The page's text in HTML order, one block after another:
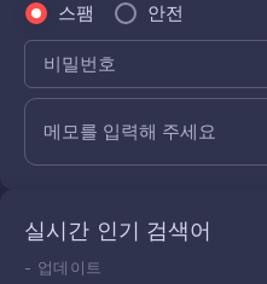
스팸 안전
비밀번호
메모를 입력해 주세요
실시간 인기 검색어
- 업데이트